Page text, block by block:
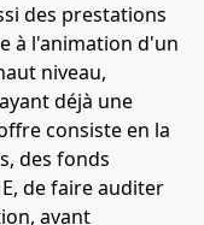
des prestations
à l'animation d'un
niveau,
déjà une
consiste en la
des fonds
de faire auditer
avant